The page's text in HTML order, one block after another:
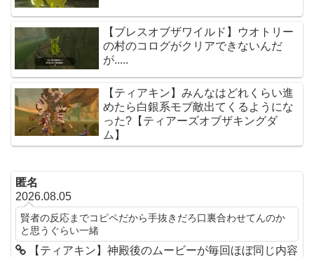
【ブレスオブザワイルド】ウオトリー
の村のコログがクリアできないんだ
が.....
【ティアキン】みんなはどれくらい進
めたら白銀系モブ敵出てくるようにな
った?【ティアーズオブザキングダ
ム】
匿名
2026.08.05
賢者の反応までコピペだから手抜きだろ口裏合わせてんのか
と思うぐらい一緒
【ティアキン】神殿後のムービーが毎回ほぼ同じ内容